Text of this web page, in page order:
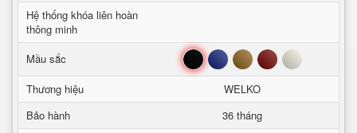
Hệ thống khóa liên hoàn
thông minh
Mầu sắc
Đen Xanh Nâu Đỏ Trắng
Thương hiệu
WELKO
Bảo hành
36 tháng